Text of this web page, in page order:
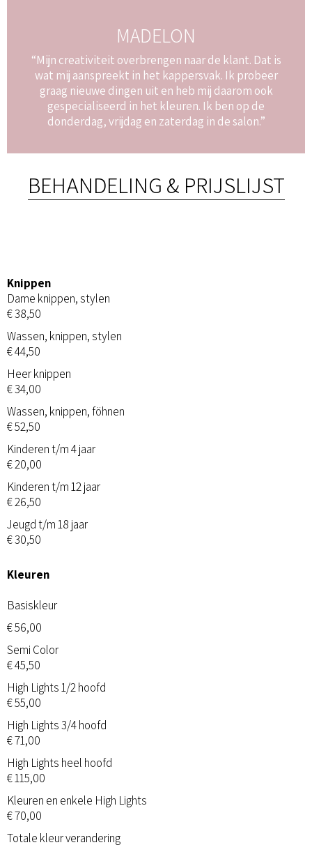
MADELON
“Mijn creativiteit overbrengen naar de klant. Dat is
wat mij aanspreekt in het kappersvak. Ik probeer
graag nieuwe dingen uit en heb mij daarom ook
gespecialiseerd in het kleuren. Ik ben op de
donderdag, vrijdag en zaterdag in de salon.”
BEHANDELING & PRIJSLIJST
Knippen
Dame knippen, stylen
€ 38,50
Wassen, knippen, stylen
€ 44,50
Heer knippen
€ 34,00
Wassen, knippen, föhnen
€ 52,50
Kinderen t/m 4 jaar
€ 20,00
Kinderen t/m 12 jaar
€ 26,50
Jeugd t/m 18 jaar
€ 30,50
Kleuren
Basiskleur
€ 56,00
Semi Color
€ 45,50
High Lights 1/2 hoofd
€ 55,00
High Lights 3/4 hoofd
€ 71,00
High Lights heel hoofd
€ 115,00
Kleuren en enkele High Lights
€ 70,00
Totale kleur verandering